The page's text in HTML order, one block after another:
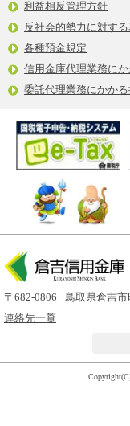
利益相反管理方針
反社会的勢力に対す
各種預金規定
信用金庫代理業務にか
委託代理業務にかかる
〒682-0806
鳥取県倉吉
連絡先一覧